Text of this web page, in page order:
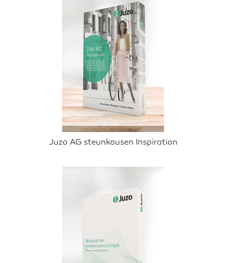
Juzo AG steunkousen Inspiration